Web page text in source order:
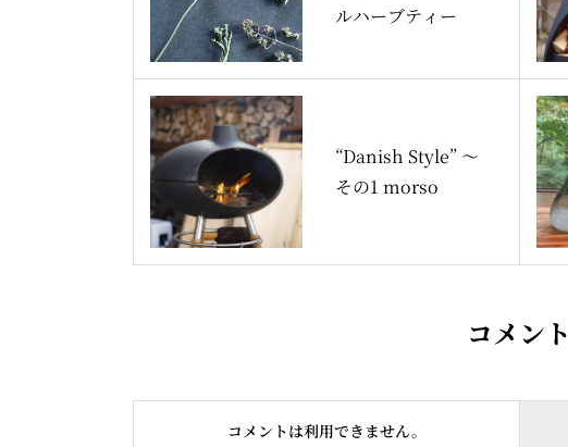
ルハーブティー
“Danish Style” 〜
その1 morso
コメント
コメントは利用できません。